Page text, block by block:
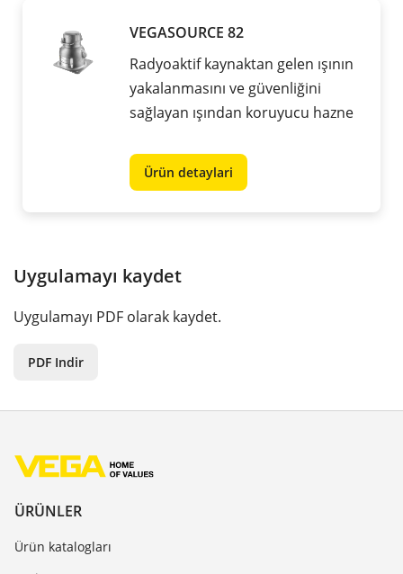
VEGASOURCE 82
Radyoaktif kaynaktan gelen ışının
yakalanmasını ve güvenliğini
sağlayan ışından koruyucu hazne
Ürün detaylari
Uygulamayı kaydet
Uygulamayı PDF olarak kaydet.
PDF Indir
ÜRÜNLER
Ürün katalogları